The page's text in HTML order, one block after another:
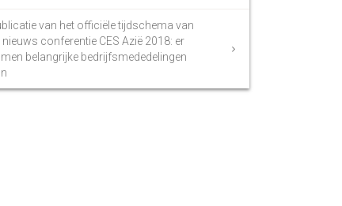
van het officiële tijdschema van
nieuws conferentie CES Azië 2018: er
belangrijke bedrijfsmededelingen